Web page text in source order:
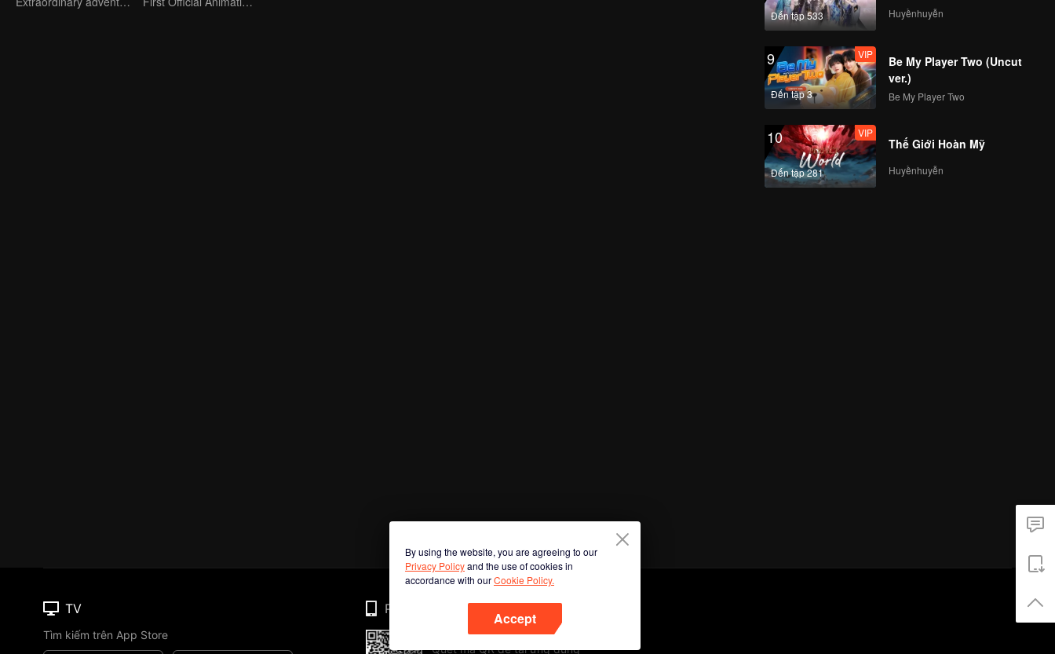
Đến tập 533 Huyềnhuyễn
9
Đến tập 3
VIP
Be My Player Two (Uncut
ver.)
Be My Player Two
10
Đến tập 281
VIP
Thế Giới Hoàn Mỹ
Huyềnhuyễn
By using the website, you are agreeing to our
Privacy Policyand the use of cookies in
accordance with ourCookie Policy.
Accept
TV
Tìm kiếm trên App Store
Phone
Quét mã QR để tải ứng dụng